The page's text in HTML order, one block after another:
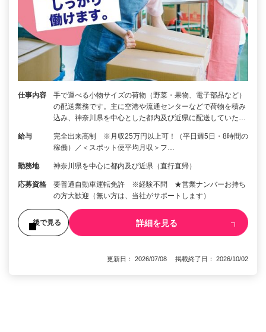
仕事内容
手で運べる小物サイズの荷物（野菜・果物、電子部品など）
の配送業務です。主に空港や流通センターなどで荷物を積み
込み、神奈川県を中心とした都内及び近県に配送していた…
給与
完全出来高制 ※月収25万円以上可！（平日週5日・8時間の
稼働）／＜スポット便平均月収＞フ…
勤務地 神奈川県を中心に都内及び近県（直行直帰）
応募資格
要普通自動車運転免許 ※経験不問 ★営業ナンバーお持ち
の方大歓迎（無い方は、当社がサポートします）
後で見る 詳細を見る
更新日： 2026/07/08 掲載終了日： 2026/10/02